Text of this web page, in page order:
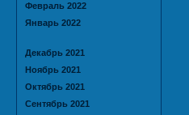
Февраль 2022
Январь 2022
Декабрь 2021
Ноябрь 2021
Октябрь 2021
Сентябрь 2021